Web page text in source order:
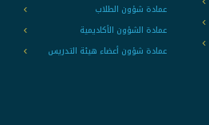
عمادة شؤون الطلاب
عمادة الشؤون الأكاديمية
عمادة شؤون أعضاء هيئة التدريس